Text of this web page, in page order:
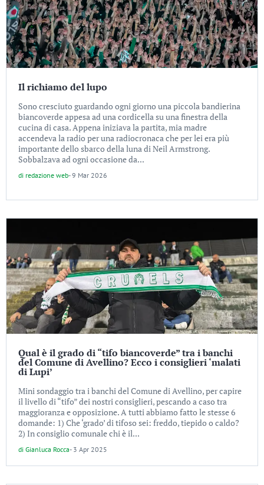
Il richiamo del lupo
Sono cresciuto guardando ogni giorno una piccola bandierina
biancoverde appesa ad una cordicella su una finestra della
cucina di casa. Appena iniziava la partita, mia madre
accendeva la radio per una radiocronaca che per lei era più
importante dello sbarco della luna di Neil Armstrong.
Sobbalzava ad ogni occasione da...
di redazione web-9 Mar 2026
Qual è il grado di “tifo biancoverde” tra i banchi
del Comune di Avellino? Ecco i consiglieri ‘malati
di Lupi’
Mini sondaggio tra i banchi del Comune di Avellino, per capire
il livello di “tifo” dei nostri consiglieri, pescando a caso tra
maggioranza e opposizione. A tutti abbiamo fatto le stesse 6
domande: 1) Che ‘grado’ di tifoso sei: freddo, tiepido o caldo?
2) In consiglio comunale chi è il...
di Gianluca Rocca- 3 Apr 2025